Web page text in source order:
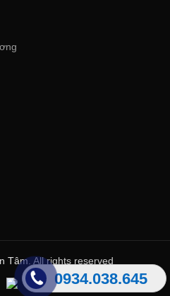
0934.038.645
Tâm. All rights reserved